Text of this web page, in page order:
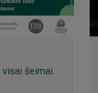
visai šeimai